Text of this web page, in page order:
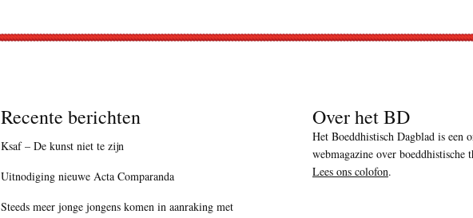
Recente berichten
Ksaf – De kunst niet te zijn
Uitnodiging nieuwe Acta Comparanda
Steeds meer jonge jongens komen in aanraking met
Over het BD
Het Boeddhistisch Dagblad is een
webmagazine over boeddhistische
Lees ons colofon.